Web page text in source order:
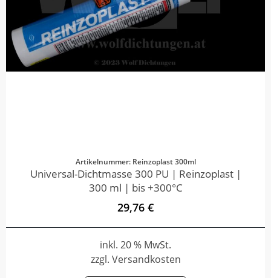
Artikelnummer: Reinzoplast 300ml
Universal-Dichtmasse 300 PU | Reinzoplast |
300 ml | bis +300°C
29,76 €
inkl. 20 % MwSt.
zzgl. Versandkosten